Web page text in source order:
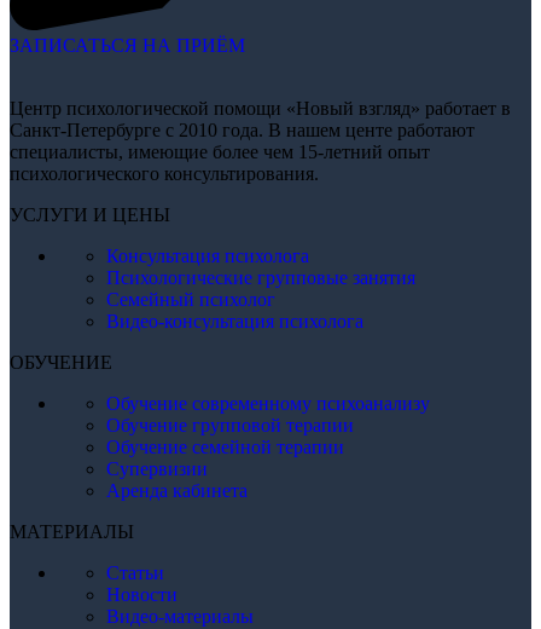
ЗАПИСАТЬСЯ НА ПРИЁМ
Центр психологической помощи «Новый взгляд» работает в
Санкт-Петербурге с 2010 года. В нашем центе работают
специалисты, имеющие более чем 15-летний опыт
психологического консультирования.
УСЛУГИ И ЦЕНЫ
Консультация психолога
Психологические групповые занятия
Семейный психолог
Видео-консультация психолога
ОБУЧЕНИЕ
Обучение современному психоанализу
Обучение групповой терапии
Обучение семейной терапии
Супервизии
Аренда кабинета
МАТЕРИАЛЫ
Статьи
Новости
Видео-материалы